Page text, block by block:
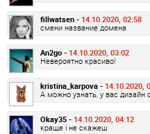
fillwatsen - 14.10.2020, 02:58
смени название домена
An2go - 14.10.2020, 03:02
Невероятно красиво!
kristina_karpova - 14.10.2020,
А можно узнать, у вас дизайн
Okay35 - 14.10.2020, 04:12
краще і не скажеш